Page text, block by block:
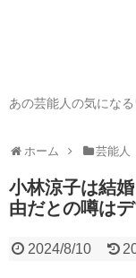
あの芸能人の気にな
ホーム 芸能人
小林涼子は結
由だとの噂は
2024/8/10